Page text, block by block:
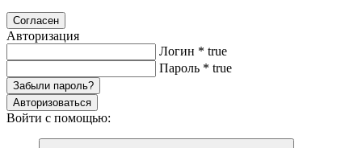
Согласен
Авторизация
Логин * true
Пароль * true
Забыли пароль?
Авторизоваться
Войти с помощью: